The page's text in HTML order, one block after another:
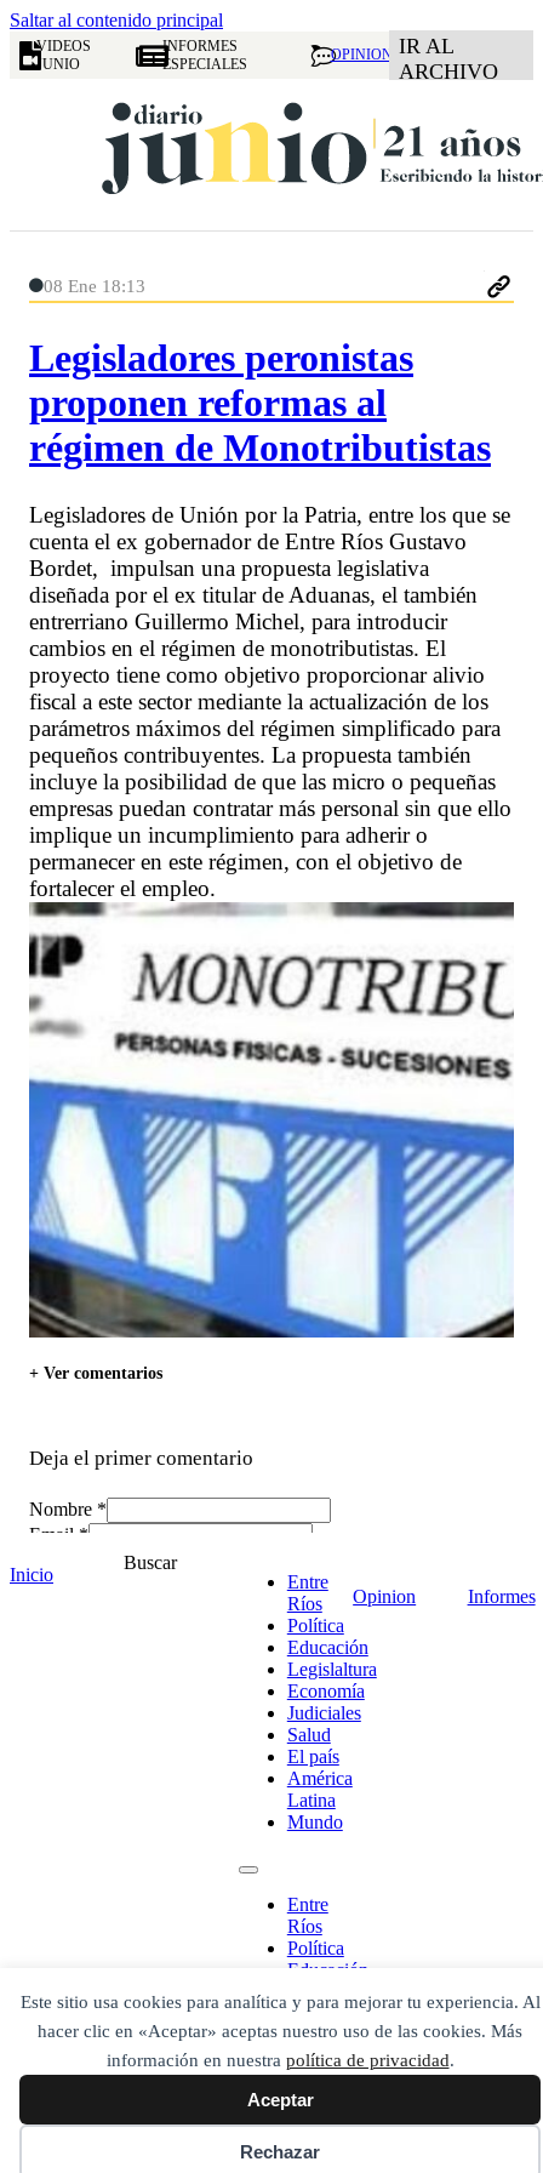
Este sitio usa cookies para analítica y para mejorar tu experiencia. Al
hacer clic en «Aceptar» aceptas nuestro uso de las cookies. Más
información en nuestra política de privacidad.
Aceptar
Rechazar
Saltar al contenido principal
VIDEOS
JUNIO
INFORMES
ESPECIALES
OPINION IR AL
ARCHIVO
08 Ene 18:13
Legisladores peronistas
proponen reformas al
régimen de Monotributistas
Legisladores de Unión por la Patria, entre los que se
cuenta el ex gobernador de Entre Ríos Gustavo
Bordet, impulsan una propuesta legislativa
diseñada por el ex titular de Aduanas, el también
entrerriano Guillermo Michel, para introducir
cambios en el régimen de monotributistas. El
proyecto tiene como objetivo proporcionar alivio
fiscal a este sector mediante la actualización de los
parámetros máximos del régimen simplificado para
pequeños contribuyentes. La propuesta también
incluye la posibilidad de que las micro o pequeñas
empresas puedan contratar más personal sin que ello
implique un incumplimiento para adherir o
permanecer en este régimen, con el objetivo de
fortalecer el empleo.
+ Ver comentarios
Deja el primer comentario
Nombre *
Email *
*
Inicio
Buscar
Entre
Ríos
Política
Educación
Legislaltura
Economía
Judiciales
Salud
El país
América
Latina
Mundo
Entre
Ríos
Política
Educación
Legislaltura
Economía
Judiciales
Salud
El país
América
Latina
Mundo
Opinion Informes
¡Ponete en contacto!
luego presiona el botón "buscar"
Buscar